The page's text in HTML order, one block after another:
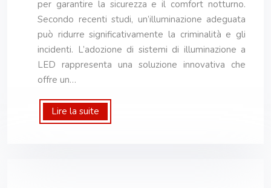
per garantire la sicurezza e il comfort notturno.
Secondo recenti studi, un’illuminazione adeguata
può ridurre significativamente la criminalità e gli
incidenti. L’adozione di sistemi di illuminazione a
LED rappresenta una soluzione innovativa che
offre un…
Lire la suite